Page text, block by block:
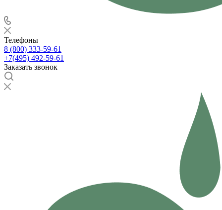
Телефоны
8 (800) 333-59-61
+7(495) 492-59-61
Заказать звонок